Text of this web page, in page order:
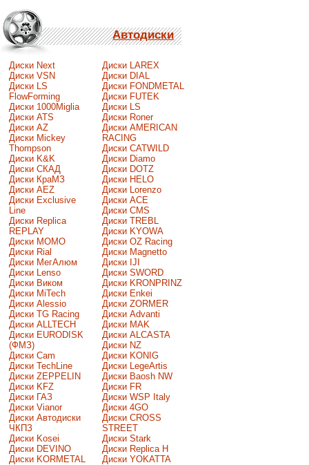
Автодиски
Диски Next
Диски VSN
Диски LS
FlowForming
Диски 1000Miglia
Диски ATS
Диски AZ
Диски Mickey
Thompson
Диски K&K
Диски СКАД
Диски КраМЗ
Диски AEZ
Диски Exclusive
Line
Диски Replica
REPLAY
Диски MOMO
Диски Rial
Диски МегАлюм
Диски Lenso
Диски Виком
Диски MiTech
Диски Alessio
Диски TG Racing
Диски ALLTECH
Диски EURODISK
(ФМЗ)
Диски Cam
Диски TechLine
Диски ZEPPELIN
Диски KFZ
Диски ГАЗ
Диски Vianor
Диски Автодиски
ЧКПЗ
Диски Kosei
Диски DEVINO
Диски KORMETAL
Диски LAREX
Диски DIAL
Диски FONDMETAL
Диски FUTEK
Диски LS
Диски Roner
Диски AMERICAN
RACING
Диски CATWILD
Диски Diamo
Диски DOTZ
Диски HELO
Диски Lorenzo
Диски ACE
Диски CMS
Диски TREBL
Диски KYOWA
Диски OZ Racing
Диски Magnetto
Диски IJI
Диски SWORD
Диски KRONPRINZ
Диски Enkei
Диски ZORMER
Диски Advanti
Диски MAK
Диски ALCASTA
Диски NZ
Диски KONIG
Диски LegeArtis
Диски Baosh NW
Диски FR
Диски WSP Italy
Диски 4GO
Диски CROSS
STREET
Диски Stark
Диски Replica H
Диски YOKATTA